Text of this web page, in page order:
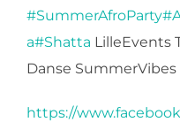
#SummerAfroParty
a#Shatta LilleEvents
Danse SummerVibes
https://